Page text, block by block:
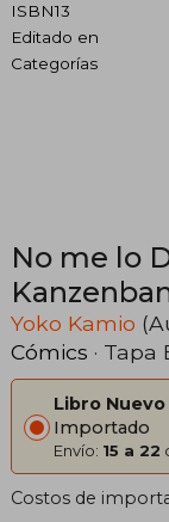
ISBN13
Editado en
Categorías
No me lo
Kanzenban
Yoko Kamio
Cómics · Tapa
Libro Nuevo
Importado
Envío: 15 a 22
Costos de